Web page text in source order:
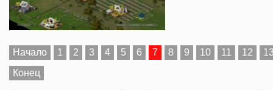
Начало 1 2 3 4 5 6 7 8 9 10 11 12
Конец